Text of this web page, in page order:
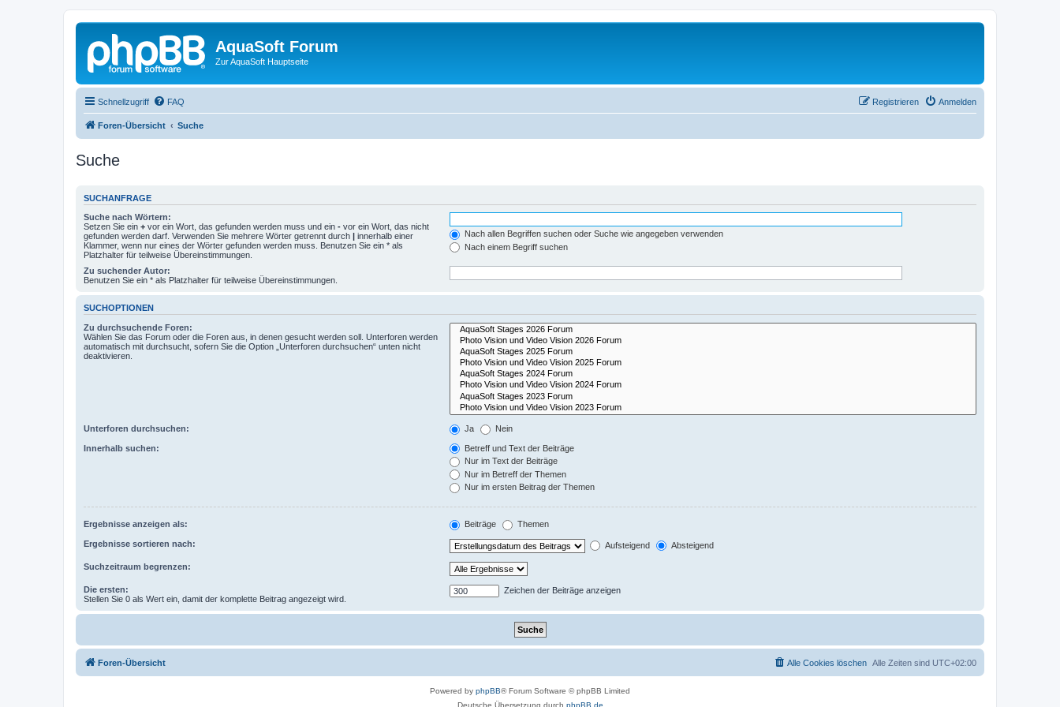
AquaSoft Forum
Zur AquaSoft Hauptseite
Schnellzugriff FAQ Anmelden
Registrieren
Foren-Übersicht Suche
Suche
SUCHANFRAGE
Suche nach Wörtern:
Setzen Sie ein + vor ein Wort, das gefunden werden muss und ein - vor ein Wort, das nicht
gefunden werden darf. Verwenden Sie mehrere Wörter getrennt durch | innerhalb einer
Klammer, wenn nur eines der Wörter gefunden werden muss. Benutzen Sie ein * als
Platzhalter für teilweise Übereinstimmungen.
Nach allen Begriffen suchen oder Suche wie angegeben verwenden
Nach einem Begriff suchen
Zu suchender Autor:
Benutzen Sie ein * als Platzhalter für teilweise Übereinstimmungen.
SUCHOPTIONEN
Zu durchsuchende Foren:
Wählen Sie das Forum oder die Foren aus, in denen gesucht werden soll. Unterforen werden
automatisch mit durchsucht, sofern Sie die Option „Unterforen durchsuchen“ unten nicht
deaktivieren.
Unterforen durchsuchen: Ja Nein
Innerhalb suchen:
Betreff und Text der Beiträge
Nur im Text der Beiträge
Nur im Betreff der Themen
Nur im ersten Beitrag der Themen
Ergebnisse anzeigen als: Beiträge Themen
Ergebnisse sortieren nach: Aufsteigend Absteigend
Suchzeitraum begrenzen:
Die ersten:
Stellen Sie 0 als Wert ein, damit der komplette Beitrag angezeigt wird.
Zeichen der Beiträge anzeigen
Foren-Übersicht Alle Zeiten sind UTC+02:00
Alle Cookies löschen
Powered by phpBB® Forum Software © phpBB Limited
Deutsche Übersetzung durch phpBB.de